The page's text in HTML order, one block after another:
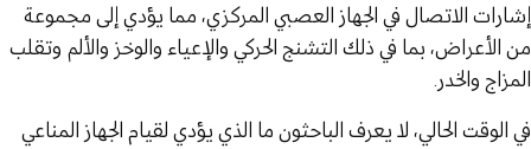
إشارات الاتصال في الجهاز العصبي المركزي، مما يؤدي إلى مجموعة
من الأعراض، بما في ذلك التشنج الحركي والإعياء والوخز والألم وتقلب
المزاج والخدر.
في الوقت الحالي، لا يعرف الباحثون ما الذي يؤدي لقيام الجهاز المناعي